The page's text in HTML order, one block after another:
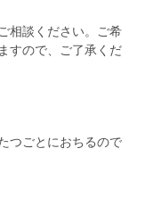
相談ください。ご希
すので、ご了承くだ
つごとにおちるので